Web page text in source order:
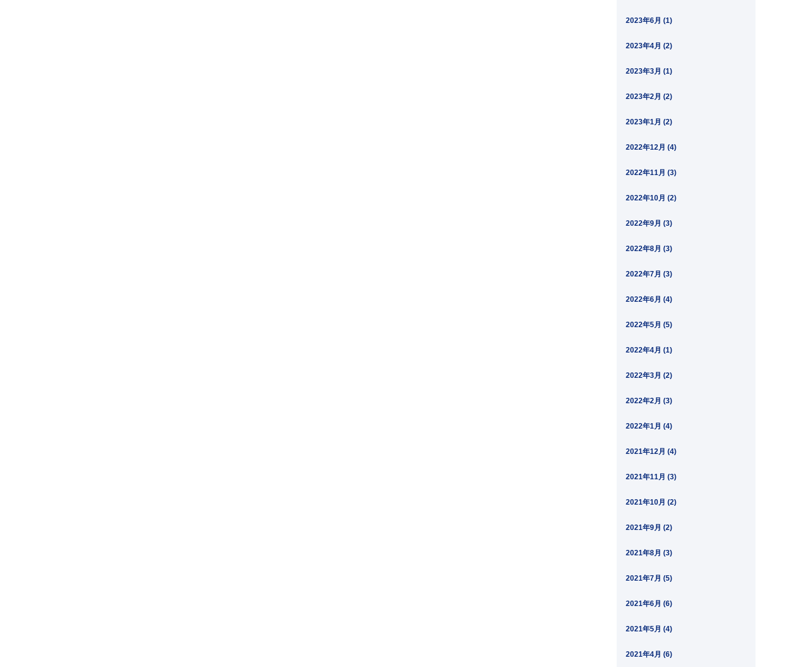
2023年6月 (1)
2023年4月 (2)
2023年3月 (1)
2023年2月 (2)
2023年1月 (2)
2022年12月 (4)
2022年11月 (3)
2022年10月 (2)
2022年9月 (3)
2022年8月 (3)
2022年7月 (3)
2022年6月 (4)
2022年5月 (5)
2022年4月 (1)
2022年3月 (2)
2022年2月 (3)
2022年1月 (4)
2021年12月 (4)
2021年11月 (3)
2021年10月 (2)
2021年9月 (2)
2021年8月 (3)
2021年7月 (5)
2021年6月 (6)
2021年5月 (4)
2021年4月 (6)